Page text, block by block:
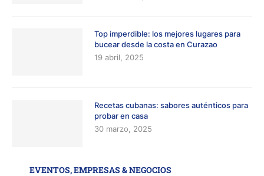
Top imperdible: los mejores lugares para
bucear desde la costa en Curazao
19 abril, 2025
Recetas cubanas: sabores auténticos para
probar en casa
30 marzo, 2025
EVENTOS, EMPRESAS & NEGOCIOS